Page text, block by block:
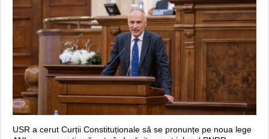
USR a cerut Curții Constituționale să se pronunțe pe noua lege